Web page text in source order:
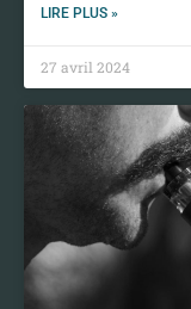
LIRE PLUS »
27 avril 2024